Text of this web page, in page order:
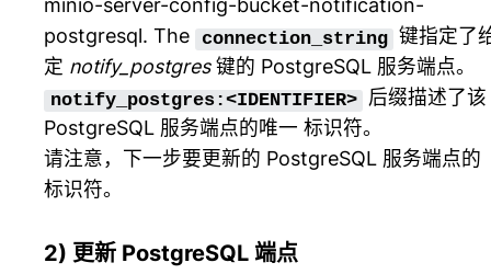
minio-server-config-bucket-notification-
postgresql. The connection_string 键指定了
定 notify_postgres键的 PostgreSQL 服务端点。
notify_postgres:<IDENTIFIER>
后缀描述了该
PostgreSQL 服务端点的唯一 标识符。
请注意，下一步要更新的 PostgreSQL 服务端点的
标识符。
2) 更新 PostgreSQL 端点